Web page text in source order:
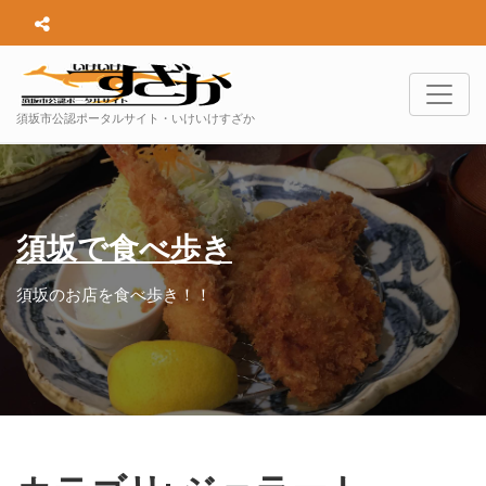
須坂市公認ポータルサイト・いけいけすざか
須坂で食べ歩き
須坂のお店を食べ歩き！！